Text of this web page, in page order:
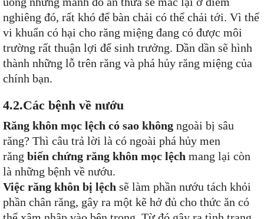
nghiêng đó, rất khó để bàn chải có thể chải tới. Vì thế
vi khuẩn có hại cho răng miệng đang có được môi
trường rất thuận lợi để sinh trưởng. Dần dần sẽ hình
thành những lỗ trên răng và phá hủy răng miệng của
chính bạn.
4.2.Các bệnh về nướu
Răng khôn mọc lệch có sao không ngoài bị sâu
răng? Thì câu trả lời là có ngoài phá hủy men
răng biến chứng răng khôn mọc lệch mang lại còn
là những bệnh về nướu.
Việc răng khôn bị lệch sẽ làm phần nướu tách khỏi
phần chân răng, gây ra một kẽ hở đủ cho thức ăn có